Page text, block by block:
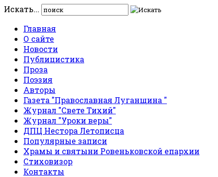
Искать...
Главная
О сайте
Новости
Публицистика
Проза
Поэзия
Авторы
Газета "Православная Луганщина "
Журнал "Свете Тихий"
Журнал "Уроки веры"
ДПЦ Нестора Летописца
Популярные записи
Храмы и святыни Ровеньковской епархии
Стиховизор
Контакты